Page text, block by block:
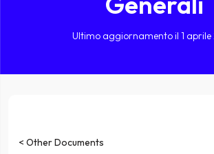
Ultimo aggiornamento il 1 aprile
< Other Documents